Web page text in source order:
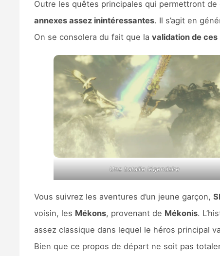
Outre les quêtes principales qui permettront
annexes assez inintéressantes. Il s’agit en
On se consolera du fait que la validation de
Une bataille légendaire
Vous suivrez les aventures d’un jeune garçon,
voisin, les Mékons, provenant de Mékonis.
assez classique dans lequel le héros principal
Bien que ce propos de départ ne soit pas